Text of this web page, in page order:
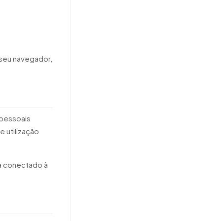
navegador,
utilização
conectado à